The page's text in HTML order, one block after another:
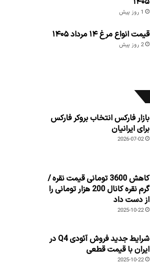
1 روز پیش
قیمت انواع مرغ ۱۴ مرداد ۱۴۰۵
2 روز پیش
بازار فارکس انتخاب بروکر فارکس
برای ایرانیان
2026-07-02
کاهش 3600 تومانی قیمت نقره /
گرم نقره کانال 200 هزار تومانی را
از دست داد
2025-10-22
شرایط جدید فروش آئودی Q4 در
ایران با قیمت قطعی
2025-10-22